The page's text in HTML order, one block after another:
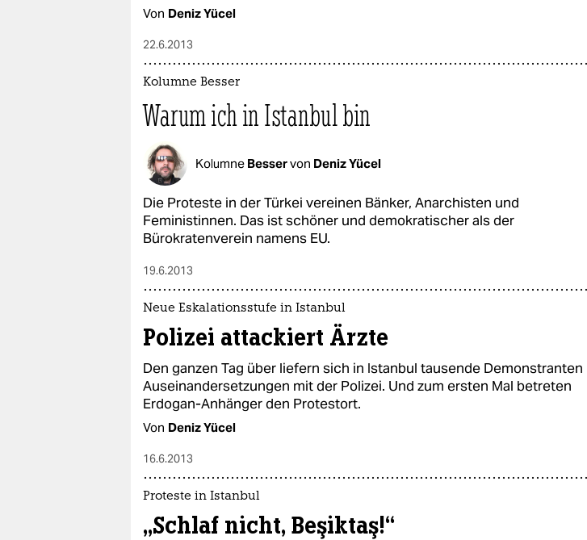
Von Deniz Yücel
22.6.2013
Kolumne Besser
Warum ich in Istanbul bin
Kolumne Besservon Deniz Yücel
Die Proteste in der Türkei vereinen Bänker, Anarchisten und
Feministinnen. Das ist schöner und demokratischer als der
Bürokratenverein namens EU.
19.6.2013
Neue Eskalationsstufe in Istanbul
Polizei attackiert Ärzte
Den ganzen Tag über liefern sich in Istanbul tausende Demonstranten
Auseinandersetzungen mit der Polizei. Und zum ersten Mal betreten
Erdogan-Anhänger den Protestort.
Von Deniz Yücel
16.6.2013
Proteste in Istanbul
„Schlaf nicht, Beşiktaş!“